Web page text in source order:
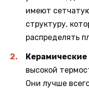
имеют
структуру,
распределять
Керамические
высокой
Они лучше